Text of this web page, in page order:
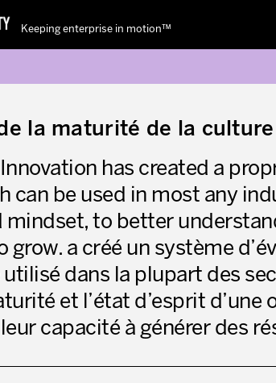
Keeping enterprise in motion™
Productivity
la maturité de la
has created a
can be used in most any
mindset, to better
grow. a créé un système
dans la plupart des
et l’état d’esprit d’une
capacité à générer des